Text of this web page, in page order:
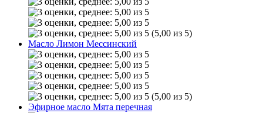
(5,00 из 5)
Масло Лимон Мессинский
(5,00 из 5)
Эфирное масло Мята перечная